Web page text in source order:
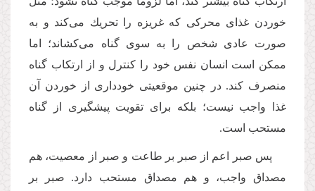
خوردن غذای محرکی كه غریزه را تحریك می‌كند و به
صورت عادی شخص را به سوی گناه می‌كشاند؛ اما
ممكن است انسان نفس خود را كنترل و از ارتكاب گناه
منصرف کند. در چنین موقعیتی خودداری از خوردن آن
غذا واجب نیست؛ بلكه برای تقویت پیشگیری از گناه
مستحب است.
پس صبر اعم از صبر بر طاعت و صبر از معصیت، هم
مصداق واجب، و هم مصداق مستحب دارد. صبر بر